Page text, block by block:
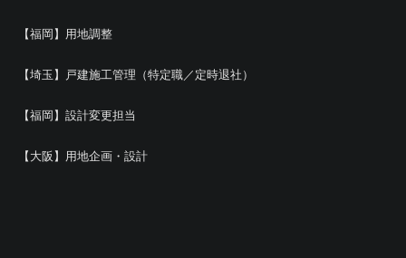
【福岡】用地調整
【埼玉】戸建施工管理（特定職／定時退社）
【福岡】設計変更担当
【大阪】用地企画・設計